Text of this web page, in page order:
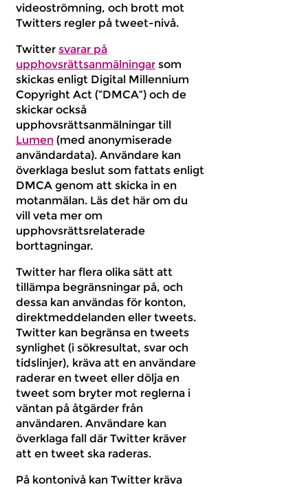
videoströmning, och brott mot
Twitters regler på tweet-nivå.
Twittersvarar på
upphovsrättsanmälningar som
skickas enligt Digital Millennium
Copyright Act (”DMCA”) och de
skickar också
upphovsrättsanmälningar till
Lumen (med anonymiserade
användardata). Användare kan
överklaga beslut som fattats enligt
DMCA genom att skicka in en
motanmälan. Läs det här om du
vill veta mer om
upphovsrättsrelaterade
borttagningar.
Twitter har flera olika sätt att
tillämpa begränsningar på, och
dessa kan användas för konton,
direktmeddelanden eller tweets.
Twitter kan begränsa en tweets
synlighet (i sökresultat, svar och
tidslinjer), kräva att en användare
raderar en tweet eller dölja en
tweet som bryter mot reglerna i
väntan på åtgärder från
användaren. Användare kan
överklaga fall där Twitter kräver
att en tweet ska raderas.
På kontonivå kan Twitter kräva